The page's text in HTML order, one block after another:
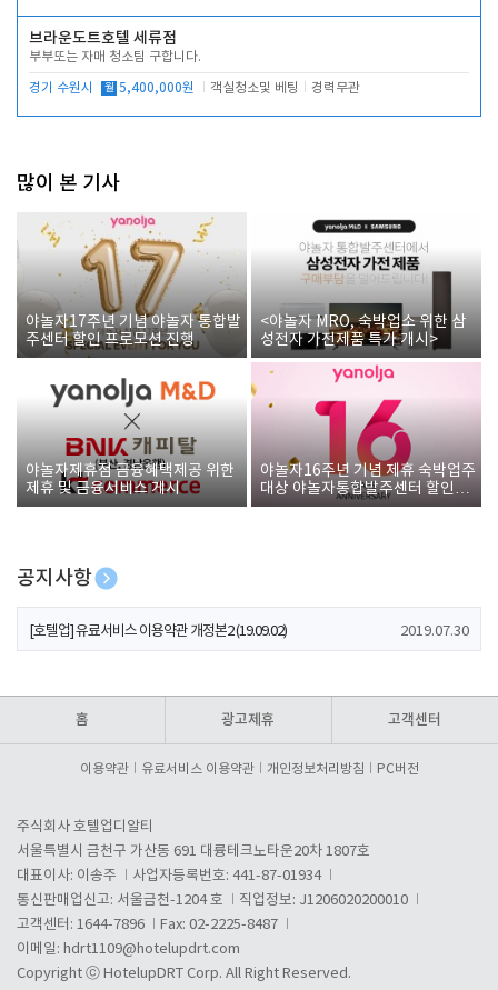
브라운도트호텔 세류점
부부또는 자매 청소팀 구합니다.
경기 수원시 월 5,400,000원 객실청소및 베팅 경력무관
많이 본 기사
야놀자17주년 기념 야놀자 통합발
주센터 할인 프로모션 진행
<야놀자 MRO, 숙박업소 위한 삼
성전자 가전제품 특가 개시>
야놀자제휴점 금융혜택제공 위한
제휴 및 금융서비스 게시
야놀자16주년 기념 제휴 숙박업주
대상 야놀자통합발주센터 할인쿠
폰 증정
공지사항
[호텔업] 개인정보 처리방침 개정본1 (19.09.02)
[호텔업] 유료서비스 이용약관 개정본2 (19.09.02) 2019.07.30
홈 광고제휴 고객센터
이용약관 유료서비스 이용약관 개인정보처리방침 PC버전
주식회사 호텔업디알티
서울특별시 금천구 가산동 691 대륭테크노타운20차 1807호
대표이사: 이송주
사업자등록번호: 441-87-01934
통신판매업신고: 서울금천-1204 호
직업정보: J1206020200010
고객센터: 1644-7896
Fax: 02-2225-8487
이메일: hdrt1109@hotelupdrt.com
Copyright ⓒ HotelupDRT Corp. All Right Reserved.